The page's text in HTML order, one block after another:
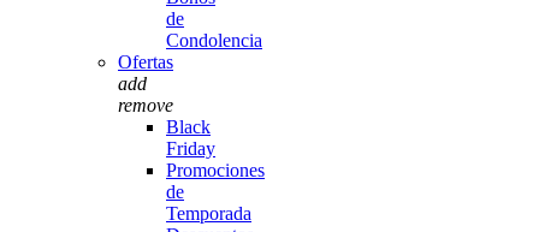
de
Condolencia
Ofertas
add
remove
Black
Friday
Promociones
de
Temporada